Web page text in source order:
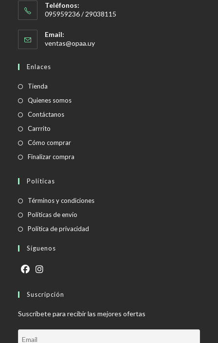
Teléfonos:
095959236 / 29038115
Email:
ventas@opaa.uySe
Enlaces
Tienda
Quienes somos
Contáctanos
Carrrito
Cómo comprar
Finalizar compra
Políticas
Términos y condicionesSe
Políticas de envío
abre
Política de privacidad
Síguenos
abre
una
nueva
abre
una
nueva
Suscripción
Suscríbete para recibir las mejores ofertas